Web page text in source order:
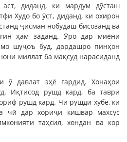
диданд, ки мардум дӯсташ
Худо бо ӯст, диданд, ки охирон
ҷисман нобудаш бисозанд ва
ҳам заданд. Ӯро дар миёни
шуҷоъ буд, дардашро пинҳон
миллат ба мақсуд нарасиданд
ӯ давлат эҳё гардид. Хонаҳои
Иқтисод рушд кард, ба таври
рушд кард. Чи рушди хубе, ки
чӣ дар хориҷи кишвар махсус
таҳсил, хондан ва кор